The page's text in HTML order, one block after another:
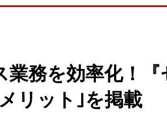
業務を効率化！『
リット｣を掲載